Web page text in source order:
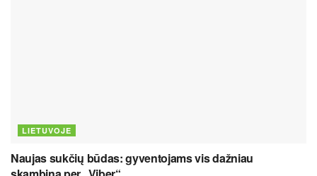
LIETUVOJE
Naujas sukčių būdas: gyventojams vis dažniau